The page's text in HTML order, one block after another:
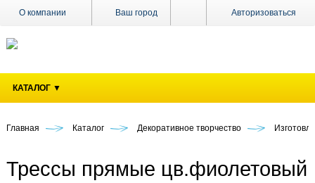
Ваш город Авторизоваться
О компании
Поставщикам
магазины
Акции
КАТАЛОГ ▼
Главная Каталог Декоративное творчество
Трессы прямые цв.фиолетовый